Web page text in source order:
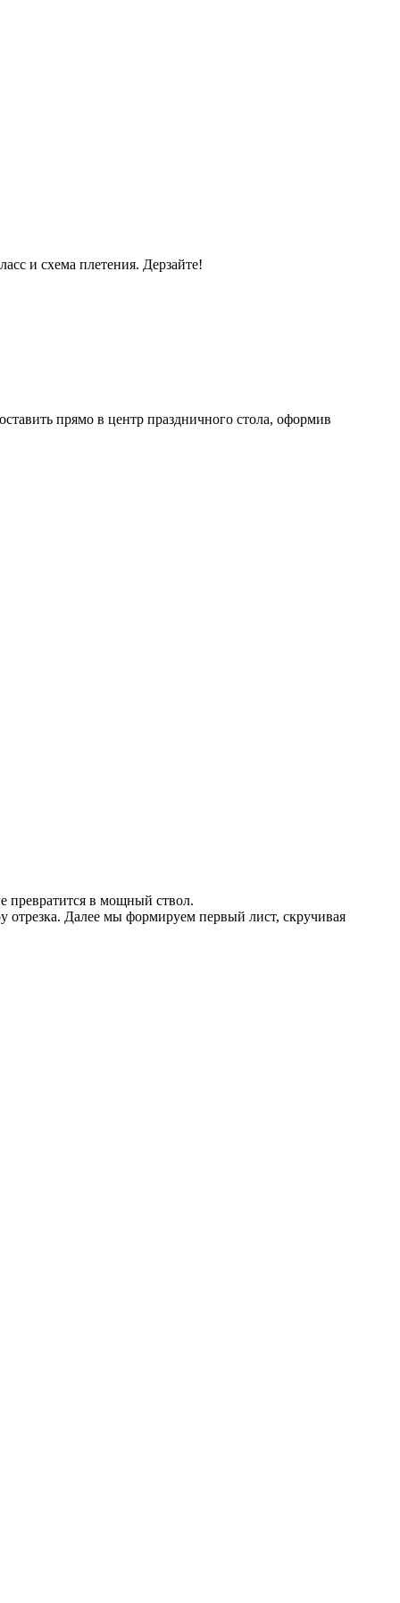
и схема плетения. Дерзайте!
прямо в центр праздничного стола, оформив
превратится в мощный ствол.
Далее мы формируем первый лист, скручивая